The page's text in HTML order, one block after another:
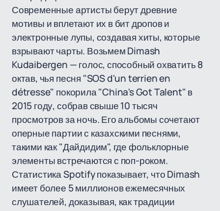
Современные артисты берут древние
мотивы и вплетают их в бит дропов и
электронные лупы, создавая хиты, которые
взрывают чарты. Возьмем Dimash
Kudaibergen — голос, способный охватить 8
октав, чья песня "SOS d'un terrien en
détresse" покорила "China's Got Talent" в
2015 году, собрав свыше 10 тысяч
просмотров за ночь. Его альбомы сочетают
оперные партии с казахскими песнями,
такими как "Дайдидим", где фольклорные
элементы встречаются с поп-роком.
Статистика Spotify показывает, что Dimash
имеет более 5 миллионов ежемесячных
слушателей, доказывая, как традиции